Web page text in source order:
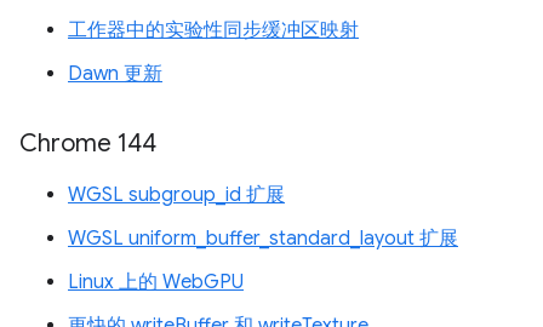
工作器中的实验性同步缓冲区映射
Dawn 更新
Chrome 144
WGSL subgroup_id 扩展
WGSL uniform_buffer_standard_layout 扩展
Linux 上的 WebGPU